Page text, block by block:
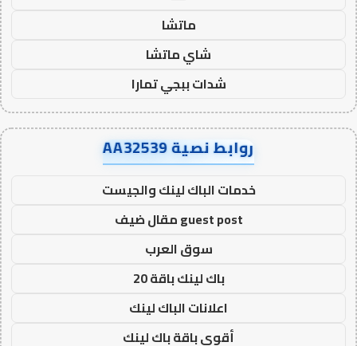
ماتشا
شاي ماتشا
شدات ببجي تمارا
روابط نصية AA32539
خدمات الباك لينك والجيست
guest post مقال ضيف
سوق العرب
باك لينك باقة 20
اعلانات الباك لينك
أقوى باقة باك لينك